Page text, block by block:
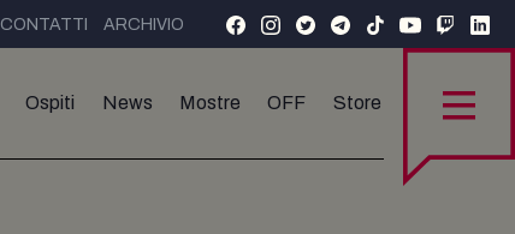
CONTATTI ARCHIVIO
Ospiti News Mostre OFF Store